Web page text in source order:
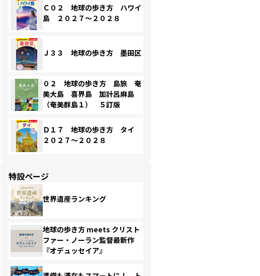
Ｃ０２ 地球の歩き方 ハワイ
島 ２０２７～２０２８
Ｊ３３ 地球の歩き方 墨田区
０２ 地球の歩き方 島旅 奄
美大島 喜界島 加計呂麻島
（奄美群島１） ５訂版
Ｄ１７ 地球の歩き方 タイ
２０２７～２０２８
特設ページ
世界遺産ランキング
地球の歩き方 meets クリスト
ファー・ノーラン監督最新作
『オデュッセイア』